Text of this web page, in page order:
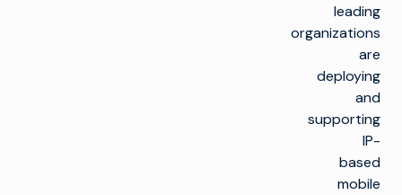
leading
organizations
are
deploying
and
supporting
IP-
based
mobile